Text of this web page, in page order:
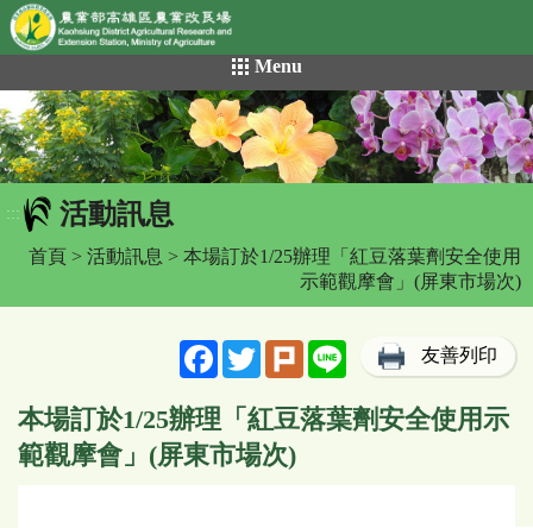
網頁置頂
到
主
要
內
容
區
Menu
::: 活動訊息
首頁 > 活動訊息 > 本場訂於1/25辦理「紅豆落葉劑安全使用
示範觀摩會」(屏東市場次)
FacebookTwitterPlurk Line 友善列印
本場訂於1/25辦理「紅豆落葉劑安全使用示
範觀摩會」(屏東市場次)